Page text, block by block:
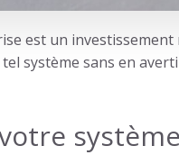
est un
système sans en